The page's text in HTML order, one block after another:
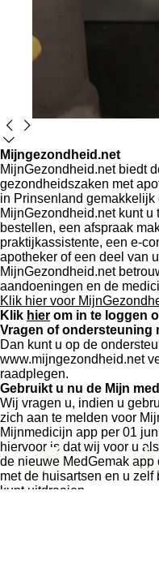
Mijngezondheid.net
MijnGezondheid.net biedt
gezondheidszaken met
in Prinsenland gemakkelijk
MijnGezondheid.net kunt
bestellen, een afspraak
praktijkassistente, een e-
apotheker of een deel van
MijnGezondheid.net
aandoeningen en de
Klik hier voor
Klik hier om in te loggen
Vragen of ondersteuning
Dan kunt u op de
www.mijngezondheid.net
raadplegen.
Gebruikt u nu de Mijn
Wij vragen u, indien u
zich aan te melden voor
Mijnmedicijn app per 01
hiervoor is dat wij voor u
de nieuwe MedGemak
met de huisartsen en u
kunt uitdraaien.
E-mailadres